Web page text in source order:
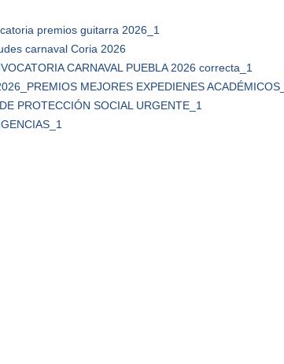
premios guitarra 2026_1
carnaval Coria 2026
CARNAVAL PUEBLA 2026 correcta_1
MEJORES EXPEDIENES
PROTECCIÓN SOCIAL URGENTE_1